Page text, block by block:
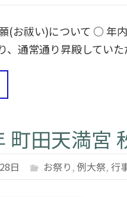
(お祓い)について ○ 年
、通常通り昇殿してい
町田天満宮
日 お祭り , 例大祭, 行